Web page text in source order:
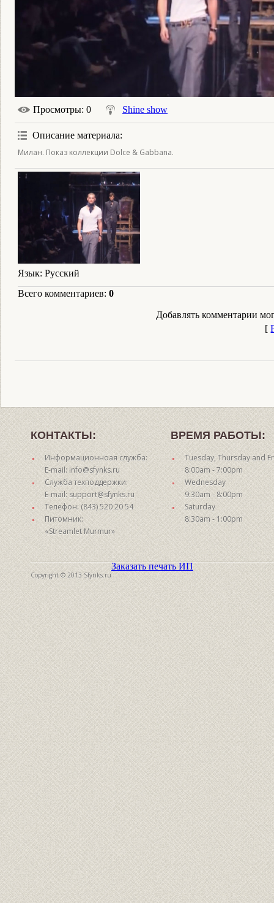
Просмотры: 0 Shine show
Описание материала:
Милан. Показ коллекции Dolce & Gabbana.
Язык: Русский
Всего комментариев: 0
Добавлять комментарии
[
КОНТАКТЫ:
Информационноая служба:
E-mail: info@sfynks.ru
Служба техподдержки:
E-mail: support@sfynks.ru
Телефон: (843) 520 20 54
Питомник:
«Streamlet Murmur»
ВРЕМЯ РАБОТЫ:
Tuesday, Thursday and
8:00am - 7:00pm
Wednesday
9:30am - 8:00pm
Saturday
8:30am - 1:00pm
Copyright © 2013 Sfynks.ru
Заказать печать ИП